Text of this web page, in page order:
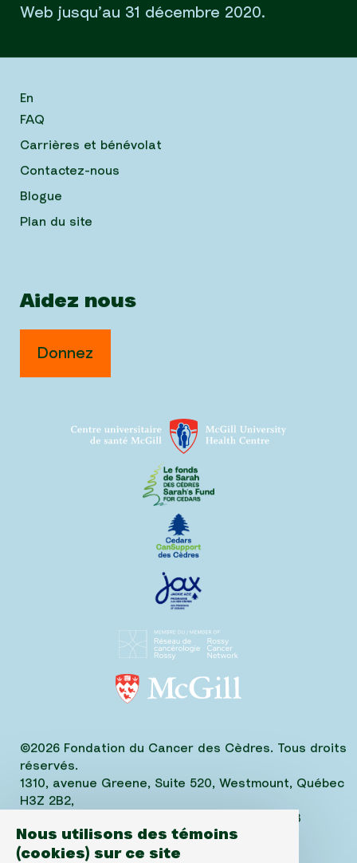
Nous utilisons des témoins
(cookies) sur ce site
Web jusqu’au 31 décembre 2020.
En
FAQ
Carrières et bénévolat
Contactez-nous
Blogue
Plan du site
Aidez nous
Donnez
©2026 Fondation du Cancer des Cèdres. Tous droits
réservés.
1310, avenue Greene, Suite 520, Westmount, Québec
H3Z 2B2,
Téléphone: (514) 656-6662, Fax: (514) 303-1288
No. ARC 10520-2501-RR-0001